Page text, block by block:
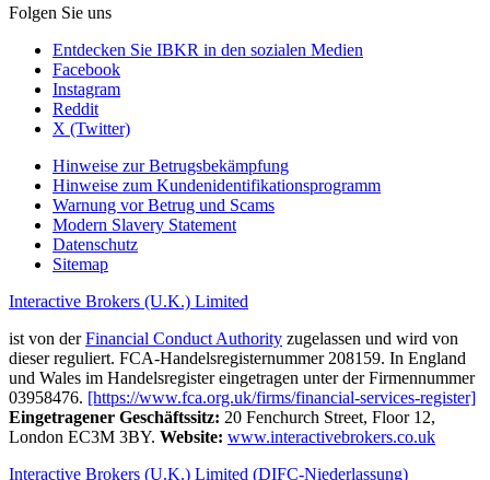
Folgen Sie uns
Entdecken Sie IBKR in den sozialen Medien
Facebook
Instagram
Reddit
X (Twitter)
Hinweise zur Betrugsbekämpfung
Hinweise zum Kundenidentifikationsprogramm
Warnung vor Betrug und Scams
Modern Slavery Statement
Datenschutz
Sitemap
Interactive Brokers (U.K.) Limited
ist von derFinancial Conduct Authority zugelassen und wird von
dieser reguliert. FCA-Handelsregisternummer 208159. In England
und Wales im Handelsregister eingetragen unter der Firmennummer
03958476. [https://www.fca.org.uk/firms/financial-services-register]
Eingetragener Geschäftssitz: 20 Fenchurch Street, Floor 12,
London EC3M 3BY. Website: www.interactivebrokers.co.uk
Interactive Brokers (U.K.) Limited (DIFC-Niederlassung)